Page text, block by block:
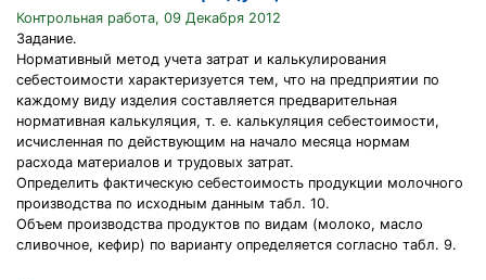
Контрольная работа, 09 Декабря 2012
Задание.
Нормативный метод учета затрат и калькулирования
себестоимости характеризуется тем, что на предприятии по
каждому виду изделия составляется предварительная
нормативная калькуляция, т. е. калькуляция себестоимости,
исчисленная по действующим на начало месяца нормам
расхода материалов и трудовых затрат.
Определить фактическую себестоимость продукции молочного
производства по исходным данным табл. 10.
Объем производства продуктов по видам (молоко, масло
сливочное, кефир) по варианту определяется согласно табл. 9.